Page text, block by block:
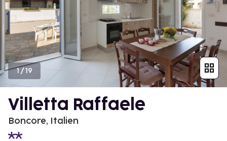
1/19
Villetta Raffaele
Boncore, Italien